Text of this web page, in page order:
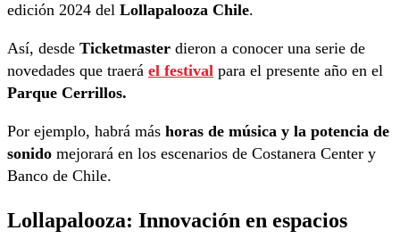
edición 2024 del Lollapalooza Chile.
Así, desde Ticketmaster dieron a conocer una serie de
novedades que traerá el festival para el presente año en el
Parque Cerrillos.
Por ejemplo, habrá más horas de música y la potencia de
sonido mejorará en los escenarios de Costanera Center y
Banco de Chile.
Lollapalooza: Innovación en espacios